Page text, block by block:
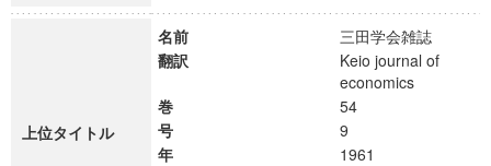
上位タイトル
名前
三田学会雑誌
翻訳
Keio journal of
economics
巻
54
号
9
年
1961